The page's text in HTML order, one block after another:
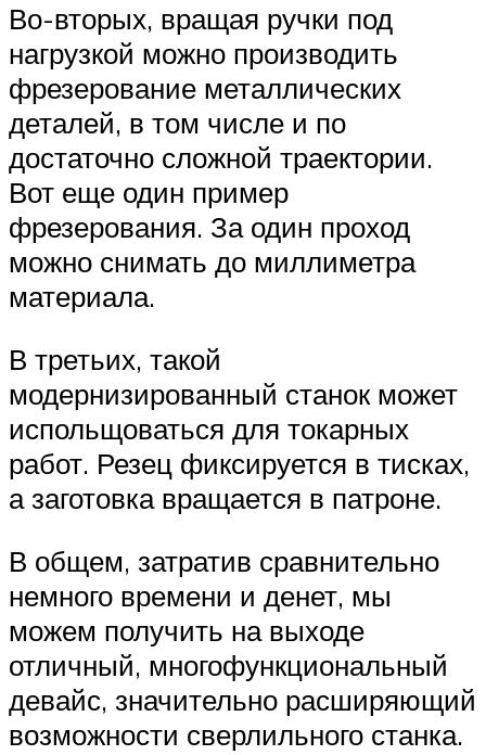
Во-вторых, вращая ручки под
нагрузкой можно производить
фрезерование металлических
деталей, в том числе и по
достаточно сложной траектории.
Вот еще один пример
фрезерования. За один проход
можно снимать до миллиметра
материала.
В третьих, такой
модернизированный станок может
испольщоваться для токарных
работ. Резец фиксируется в тисках,
а заготовка вращается в патроне.
В общем, затратив сравнительно
немного времени и денет, мы
можем получить на выходе
отличный, многофункциональный
девайс, значительно расширяющий
возможности сверлильного станка.